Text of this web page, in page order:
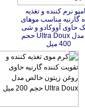
400 میل
کرم موی تغذیه کننده و تقویت
کننده گارنیه حاوی روغن
زیتون خالص مدل Ultra